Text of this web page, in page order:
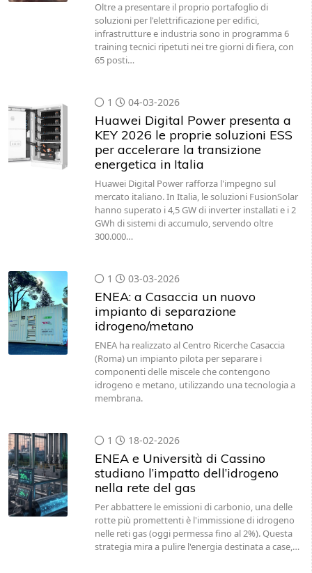
Oltre a presentare il proprio portafoglio di
soluzioni per l'elettrificazione per edifici,
infrastrutture e industria sono in programma 6
training tecnici ripetuti nei tre giorni di fiera, con
65 posti…
1 04-03-2026
Huawei Digital Power presenta a
KEY 2026 le proprie soluzioni ESS
per accelerare la transizione
energetica in Italia
Huawei Digital Power rafforza l'impegno sul
mercato italiano. In Italia, le soluzioni FusionSolar
hanno superato i 4,5 GW di inverter installati e i 2
GWh di sistemi di accumulo, servendo oltre
300.000…
1 03-03-2026
ENEA: a Casaccia un nuovo
impianto di separazione
idrogeno/metano
ENEA ha realizzato al Centro Ricerche Casaccia
(Roma) un impianto pilota per separare i
componenti delle miscele che contengono
idrogeno e metano, utilizzando una tecnologia a
membrana.
1 18-02-2026
ENEA e Università di Cassino
studiano l’impatto dell’idrogeno
nella rete del gas
Per abbattere le emissioni di carbonio, una delle
rotte più promettenti è l'immissione di idrogeno
nelle reti gas (oggi permessa fino al 2%). Questa
strategia mira a pulire l'energia destinata a case,…